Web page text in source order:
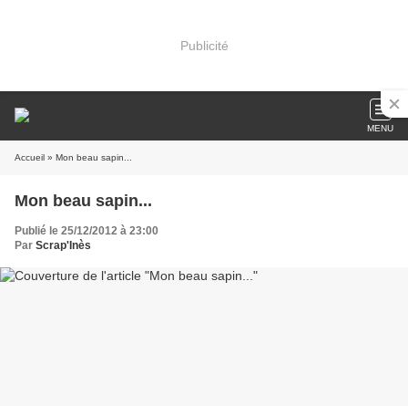
Publicité
MENU
Accueil » Mon beau sapin...
Mon beau sapin...
Publié le 25/12/2012 à 23:00
Par Scrap'Inès